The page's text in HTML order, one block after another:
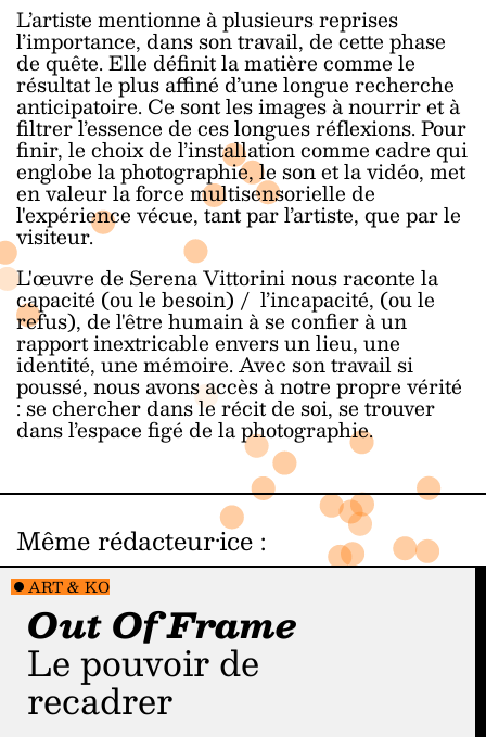
L’artiste mentionne à plusieurs reprises
l’importance, dans son travail, de cette phase
de quête. Elle définit la matière comme le
résultat le plus affiné d’une longue recherche
anticipatoire. Ce sont les images à nourrir et à
filtrer l’essence de ces longues réflexions. Pour
finir, le choix de l’installation comme cadre qui
englobe la photographie, le son et la vidéo, met
en valeur la force multisensorielle de
l'expérience vécue, tant par l’artiste, que par le
visiteur.
L'œuvre de Serena Vittorini nous raconte la
capacité (ou le besoin) / l’incapacité, (ou le
refus), de l'être humain à se confier à un
rapport inextricable envers un lieu, une
identité, une mémoire. Avec son travail si
poussé, nous avons accès à notre propre vérité
: se chercher dans le récit de soi, se trouver
dans l’espace figé de la photographie.
Même rédacteur·ice :
ART & KO
Out Of Frame
Le pouvoir de
recadrer